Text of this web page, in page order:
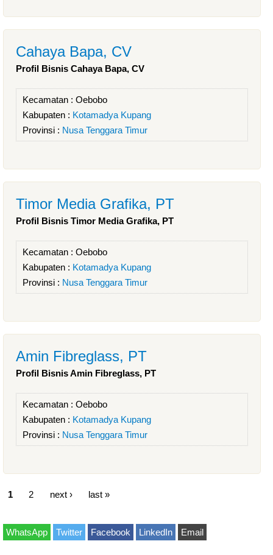
Cahaya Bapa, CV
Profil Bisnis Cahaya Bapa, CV
Kecamatan : Oebobo
Kabupaten : Kotamadya Kupang
Provinsi : Nusa Tenggara Timur
Timor Media Grafika, PT
Profil Bisnis Timor Media Grafika, PT
Kecamatan : Oebobo
Kabupaten : Kotamadya Kupang
Provinsi : Nusa Tenggara Timur
Amin Fibreglass, PT
Profil Bisnis Amin Fibreglass, PT
Kecamatan : Oebobo
Kabupaten : Kotamadya Kupang
Provinsi : Nusa Tenggara Timur
1 2 next › last »
WhatsApp Twitter Facebook LinkedIn Email